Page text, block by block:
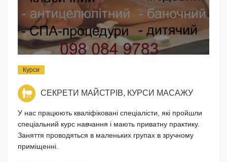
Курси
СЕКРЕТИ МАЙСТРІВ, КУРСИ МАСАЖУ
У нас працюють кваліфіковані спеціалісти, які пройшли
спеціальний курс навчання і мають приватну практику.
Заняття проводяться в маленьких групах в зручному
приміщенні.